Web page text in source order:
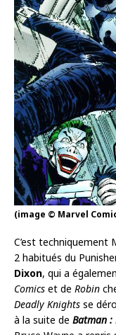
(image © Marvel
C’est techniquement
2 habitués du
Dixon, qui a
Comics et de Robin
Deadly Knights se
à la suite de Batman